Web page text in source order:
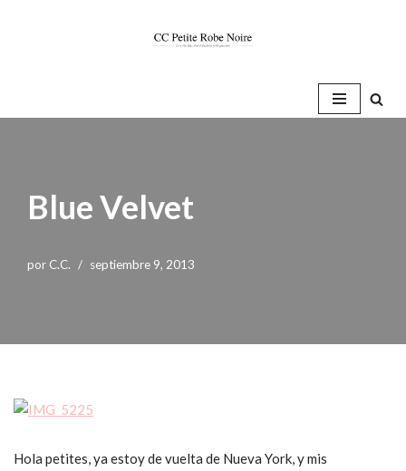
Blue Velvet
por C.C. septiembre 9, 2013
Hola petites, ya estoy de vuelta de Nueva York, y mis